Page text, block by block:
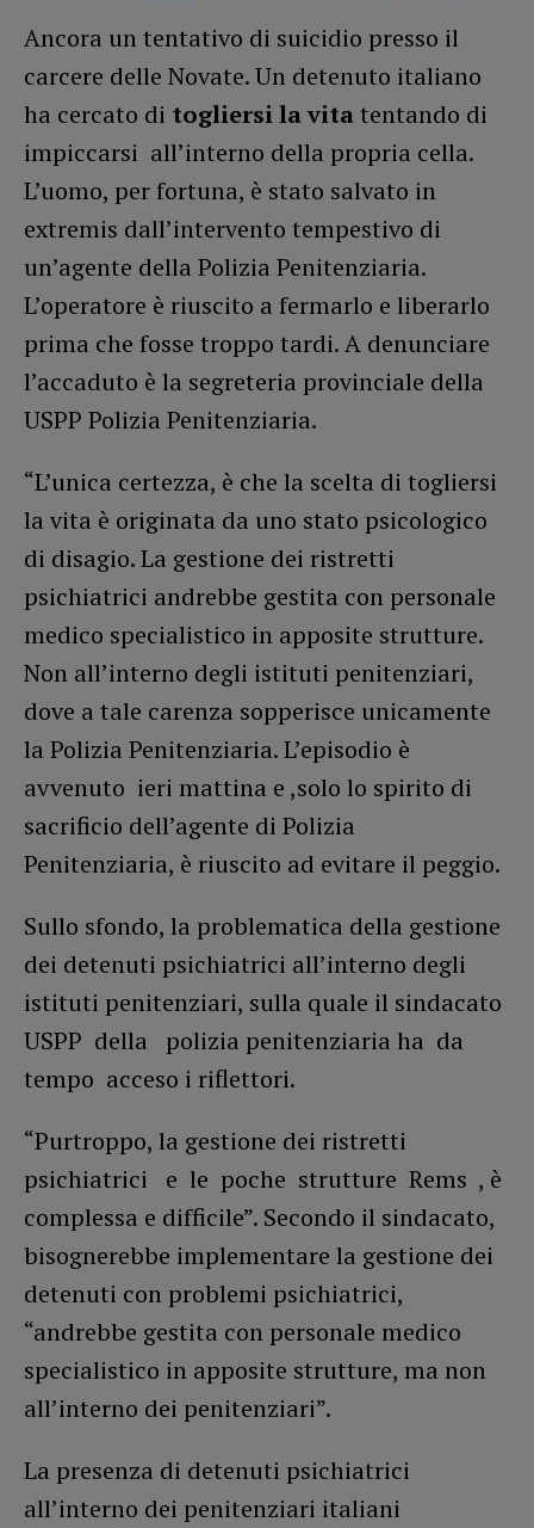
Ancora un tentativo di suicidio presso il
carcere delle Novate. Un detenuto italiano
ha cercato di togliersi la vitatentando di
impiccarsi all’interno della propria cella.
L’uomo, per fortuna, è stato salvato in
extremis dall’intervento tempestivo di
un’agente della Polizia Penitenziaria.
L’operatore è riuscito a fermarlo e liberarlo
prima che fosse troppo tardi. A denunciare
l’accaduto è la segreteria provinciale della
USPP Polizia Penitenziaria.
“L’unica certezza, è che la scelta di togliersi
la vita è originata da uno stato psicologico
di disagio. La gestione dei ristretti
psichiatrici andrebbe gestita con personale
medico specialistico in apposite strutture.
Non all’interno degli istituti penitenziari,
dove a tale carenza sopperisce unicamente
la Polizia Penitenziaria. L’episodio è
avvenuto ieri mattina e ,solo lo spirito di
sacrificio dell’agente di Polizia
Penitenziaria, è riuscito ad evitare il peggio.
Sullo sfondo, la problematica della gestione
dei detenuti psichiatrici all’interno degli
istituti penitenziari, sulla quale il sindacato
USPP della polizia penitenziaria ha da
tempo acceso i riflettori.
“Purtroppo, la gestione dei ristretti
psichiatrici e le poche strutture Rems , è
complessa e difficile”. Secondo il sindacato,
bisognerebbe implementare la gestione dei
detenuti con problemi psichiatrici,
“andrebbe gestita con personale medico
specialistico in apposite strutture, ma non
all’interno dei penitenziari”.
La presenza di detenuti psichiatrici
all’interno dei penitenziari italiani